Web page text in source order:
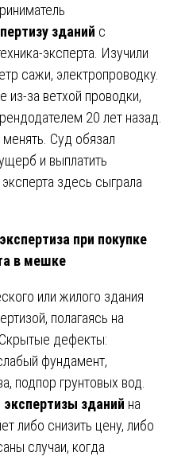
зданий с
эксперта. Изучили
сажи, электропроводку.
из-за ветхой проводки,
20 лет назад.
Суд обязал
и выплатить
здесь сыграла
при покупке
в мешке
или жилого здания
полагаясь на
дефекты:
фундамент,
подпор грунтовых вод.
зданий на
либо снизить цену, либо
случаи, когда